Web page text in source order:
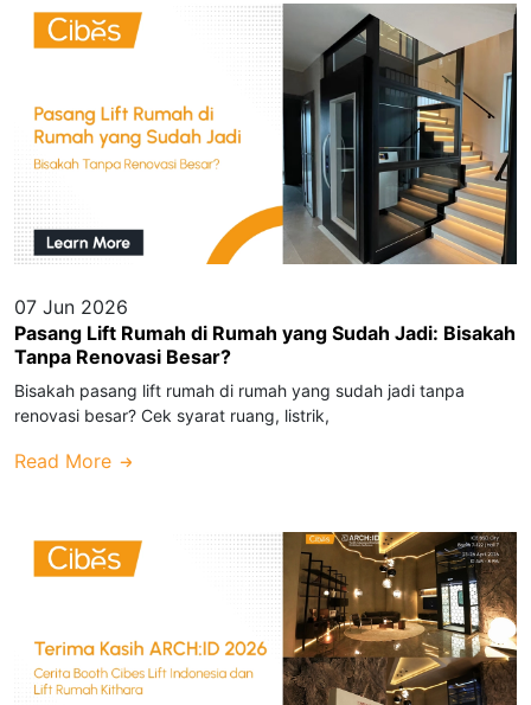
07 Jun 2026
Pasang Lift Rumah di Rumah yang Sudah Jadi: Bisakah
Tanpa Renovasi Besar?
Bisakah pasang lift rumah di rumah yang sudah jadi tanpa
renovasi besar? Cek syarat ruang, listrik,
Read More